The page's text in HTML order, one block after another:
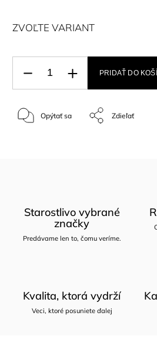
ZVOĽTE VARIANT
PRIDAŤ DO
Opýtať sa Zdieľať
Starostlivo vybrané
značky
Predávame len to, čomu veríme.
Kvalita, ktorá vydrží
Veci, ktoré posuniete ďalej